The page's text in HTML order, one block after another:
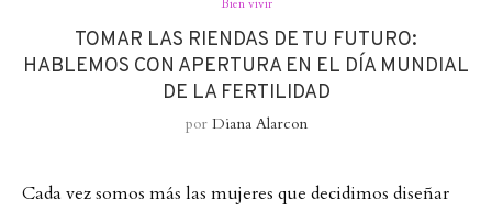
Bien vivir
TOMAR LAS RIENDAS DE TU FUTURO:
HABLEMOS CON APERTURA EN EL DÍA MUNDIAL
DE LA FERTILIDAD
por Diana Alarcon
Cada vez somos más las mujeres que decidimos diseñar